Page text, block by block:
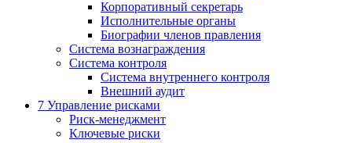
Корпоративный секретарь
Исполнительные органы
Биографии членов правления
Система вознаграждения
Система контроля
Система внутреннего контроля
Внешний аудит
7 Управление рисками
Риск-менеджмент
Ключевые риски